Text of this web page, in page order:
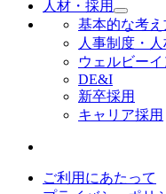
人材・採用
基本的な考え
人事制度・
ウェルビー
DE&I
新卒採用
キャリア採用
ご利用にあたって